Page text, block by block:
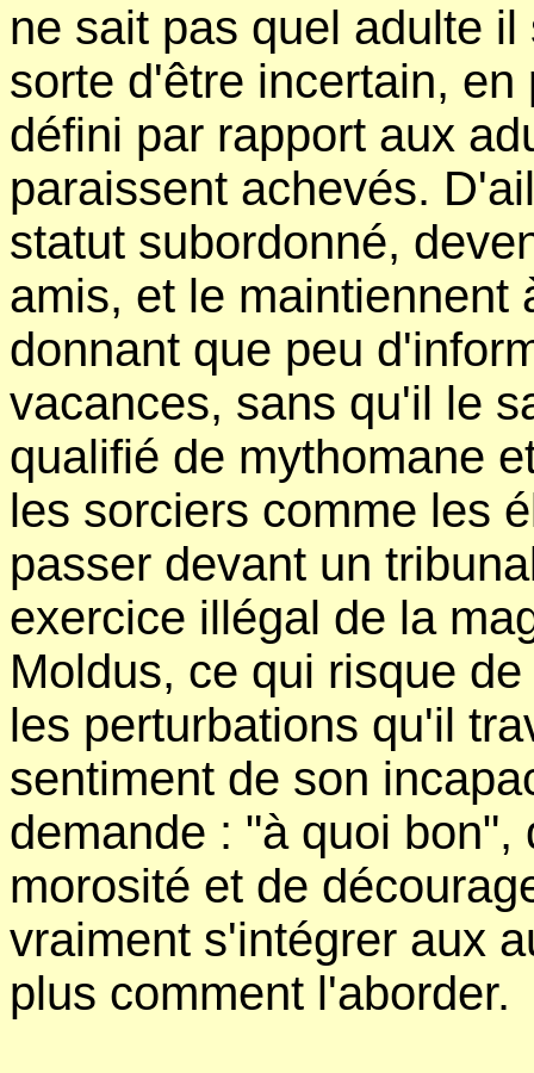
ne sait pas quel adulte
sorte d'être incertain,
défini par rapport aux
paraissent achevés.
statut subordonné,
amis, et le maintiennent
donnant que peu
vacances, sans qu'il le
qualifié de mythomane
les sorciers comme les
passer devant un
exercice illégal de la
Moldus, ce qui risque
les perturbations qu'il
sentiment de son
demande : "à quoi
morosité et de
vraiment s'intégrer aux
plus comment l'aborder.